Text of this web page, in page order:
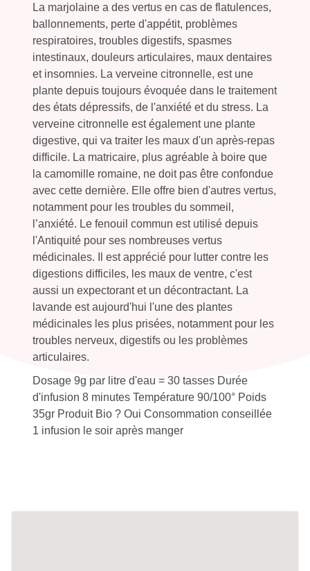
La marjolaine a des vertus en cas de flatulences,
ballonnements, perte d'appétit, problèmes
respiratoires, troubles digestifs, spasmes
intestinaux, douleurs articulaires, maux dentaires
et insomnies. La verveine citronnelle, est une
plante depuis toujours évoquée dans le traitement
des états dépressifs, de l'anxiété et du stress. La
verveine citronnelle est également une plante
digestive, qui va traiter les maux d'un après-repas
difficile. La matricaire, plus agréable à boire que
la camomille romaine, ne doit pas être confondue
avec cette dernière. Elle offre bien d'autres vertus,
notamment pour les troubles du sommeil,
l’anxiété. Le fenouil commun est utilisé depuis
l'Antiquité pour ses nombreuses vertus
médicinales. Il est apprécié pour lutter contre les
digestions difficiles, les maux de ventre, c'est
aussi un expectorant et un décontractant. La
lavande est aujourd'hui l'une des plantes
médicinales les plus prisées, notamment pour les
troubles nerveux, digestifs ou les problèmes
articulaires.
Dosage 9g par litre d'eau = 30 tasses Durée
d'infusion 8 minutes Température 90/100° Poids
35gr Produit Bio ? Oui Consommation conseillée
1 infusion le soir après manger